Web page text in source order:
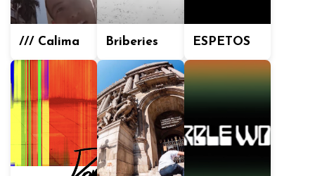
/// Calima Briberies ESPETOS